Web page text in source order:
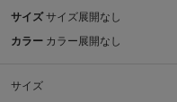
サイズ サイズ展開なし
カラー カラー展開なし
サイズ